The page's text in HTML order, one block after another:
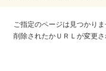
ご指定のページは見つかりま
削除されたかＵＲＬが変更さ